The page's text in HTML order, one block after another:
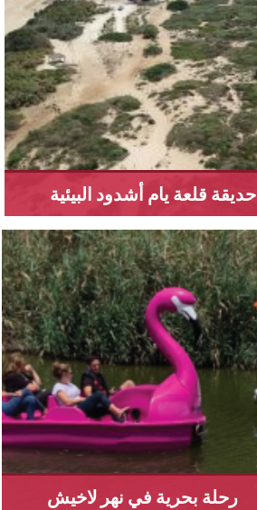
حديقة قلعة يام أشدود البيئية
رحلة بحرية في نهر لاخيش